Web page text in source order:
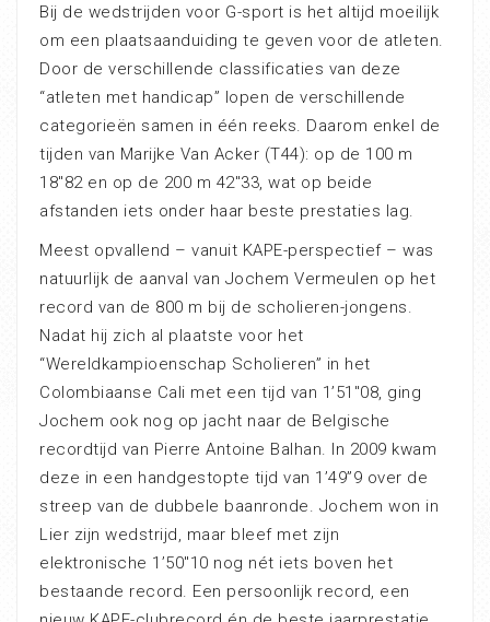
Bij de wedstrijden voor G-sport is het altijd moeilijk
om een plaatsaanduiding te geven voor de atleten.
Door de verschillende classificaties van deze
“atleten met handicap” lopen de verschillende
categorieën samen in één reeks. Daarom enkel de
tijden van Marijke Van Acker (T44): op de 100 m
18″82 en op de 200 m 42″33, wat op beide
afstanden iets onder haar beste prestaties lag.
Meest opvallend – vanuit KAPE-perspectief – was
natuurlijk de aanval van Jochem Vermeulen op het
record van de 800 m bij de scholieren-jongens.
Nadat hij zich al plaatste voor het
“Wereldkampioenschap Scholieren” in het
Colombiaanse Cali met een tijd van 1’51″08, ging
Jochem ook nog op jacht naar de Belgische
recordtijd van Pierre Antoine Balhan. In 2009 kwam
deze in een handgestopte tijd van 1’49”9 over de
streep van de dubbele baanronde. Jochem won in
Lier zijn wedstrijd, maar bleef met zijn
elektronische 1’50″10 nog nét iets boven het
bestaande record. Een persoonlijk record, een